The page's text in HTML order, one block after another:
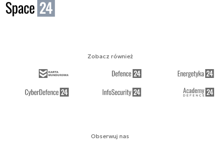
Obserwuj nas
Zobacz również